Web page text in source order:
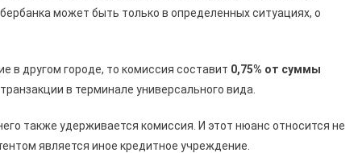
может быть только в определенных ситуациях, о
в другом городе, то комиссия составит 0,75% от суммы
в терминале универсального вида.
также удерживается комиссия. И этот нюанс относится не
является иное кредитное учреждение.